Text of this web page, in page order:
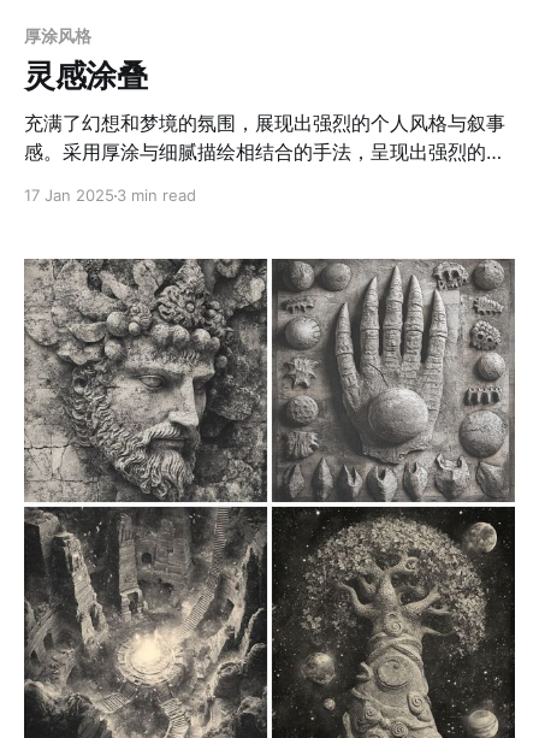
厚涂风格
灵感涂叠
充满了幻想和梦境的氛围，展现出强烈的个人风格与叙事
感。采用厚涂与细腻描绘相结合的手法，呈现出强烈的质
通过冷暖对比和光影变化塑造出深邃而梦幻的氛围，既强
调了空间的层次，又增强了情感表达。在细节处理上展现
了极高的精准度，无论是自然元素的生动刻画还是光线穿
透的表现，都呈现出极强的表现力。技法上注重随性与精
细的平衡，通过流动的笔触和偶然性的纹理，营造出一种
有机而生动的视觉效果。 应用场景 1.儿童绘本创作：适合
作为奇幻童话故事的插画，通过柔和光影和丰富细节，吸
引儿童读者，营造奇幻与温暖的故事氛围。 2.游戏美术设
计：适合奇幻冒险类游戏的场景与角色设定，通过细腻的
细节和奇异的自然元素，增强玩家的沉浸感和视觉吸引
力。 3.文学封面与插图：用于奇幻或超现实题材书籍的封
面与插图设计，通过梦幻与神秘元素强化叙事的感染力。
4.动画与影视概念设计：适合奇幻、科幻或神秘题材影视
作品的场景设定与角色设计，提升视觉叙事的深度与震撼
力。 5.文创产品设
17 Jan 2025 3 min read